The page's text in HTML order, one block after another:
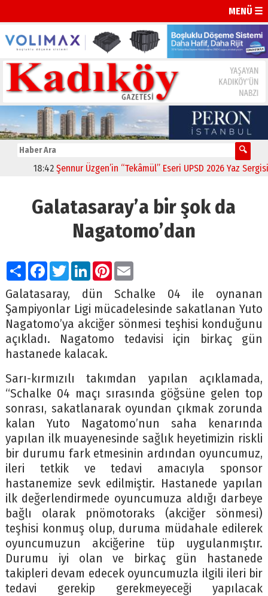
MENÜ ☰
18:42 Şennur Üzgen’in “Tekâmül” Eseri UPSD 2026 Yaz
Galatasaray’a bir şok da
Nagatomo’dan
PaylaşFacebook
TwitterLinkedIn
Pinterest
Email
Galatasaray, dün Schalke 04 ile oynanan
Şampiyonlar Ligi mücadelesinde sakatlanan Yuto
Nagatomo’ya akciğer sönmesi teşhisi konduğunu
açıkladı. Nagatomo tedavisi için birkaç gün
hastanede kalacak.
Sarı-kırmızılı takımdan yapılan açıklamada,
“Schalke 04 maçı sırasında göğsüne gelen top
sonrası, sakatlanarak oyundan çıkmak zorunda
kalan Yuto Nagatomo’nun saha kenarında
yapılan ilk muayenesinde sağlık heyetimizin riskli
bir durumu fark etmesinin ardından oyuncumuz,
ileri tetkik ve tedavi amacıyla sponsor
hastanemize sevk edilmiştir. Hastanede yapılan
ilk değerlendirmede oyuncumuza aldığı darbeye
bağlı olarak pnömotoraks (akciğer sönmesi)
teşhisi konmuş olup, duruma müdahale edilerek
oyuncumuzun akciğerine tüp uygulanmıştır.
Durumu iyi olan ve birkaç gün hastanede
takipleri devam edecek oyuncumuzla ilgili ileri bir
tedavi gerekip gerekmeyeceği yapılacak